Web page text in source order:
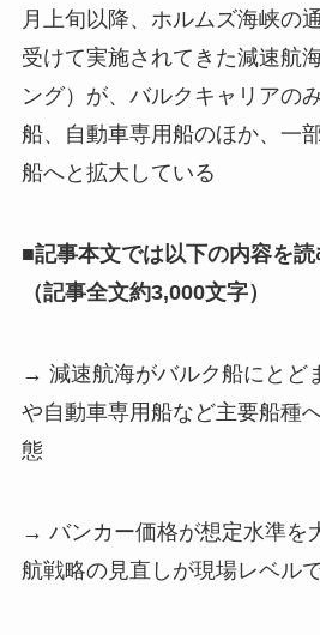
月上旬以降、ホルムズ海峡の
受けて実施されてきた減速航
ング）が、バルクキャリアの
船、自動車専用船のほか、一
船へと拡大している
■記事本文では以下の内容を
（記事全文約3,000文字）
→ 減速航海がバルク船にとど
や自動車専用船など主要船種
態
→ バンカー価格が想定水準を
航戦略の見直しが現場レベル